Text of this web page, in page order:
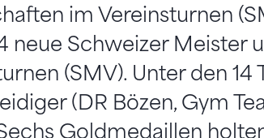
im Vereinsturnen
neue Schweizer Meister
(SMV). Unter den 14
(DR Bözen, Gym
Goldmedaillen